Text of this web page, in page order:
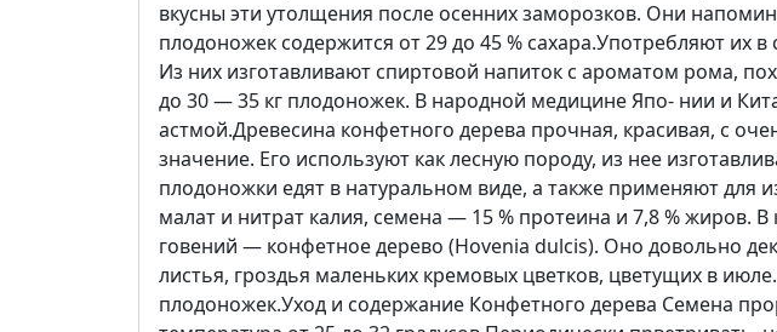
вкусны эти утолщения после осенних заморозков. Они
плодоножек содержится от 29 до 45 % сахара.Употребляют их
Из них изготавливают спиртовой напиток с ароматом рома,
до 30 — 35 кг плодоножек. В народной медицине Япо- нии и
астмой.Древесина конфетного дерева прочная, красивая, с
значение. Его используют как лесную породу, из нее
плодоножки едят в натуральном виде, а также применяют
малат и нитрат калия, семена — 15 % протеина и 7,8 % жиров.
говений — конфетное дерево (Hovenia dulcis). Оно довольно
листья, гроздья маленьких кремовых цветков, цветущих в
плодоножек.Уход и содержание Конфетного дерева Семена